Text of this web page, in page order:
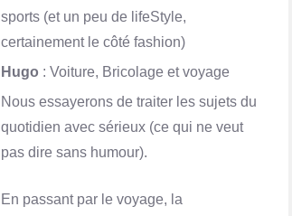
sports (et un peu de lifeStyle,
certainement le côté fashion)
Hugo : Voiture, Bricolage et voyage
Nous essayerons de traiter les sujets du
quotidien avec sérieux (ce qui ne veut
pas dire sans humour).
En passant par le voyage, la